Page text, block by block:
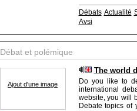
Débats Actualité
Avsi
Débat et polémique
Ajout d'une image
The world
Do you like to
international
website, you will
Debate topics of